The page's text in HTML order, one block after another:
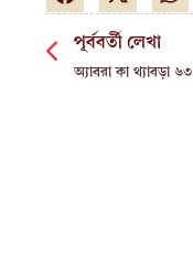
পূর্ববর্তী লেখা
অ্যাবরা কা থ্যাবড়া ৬৩